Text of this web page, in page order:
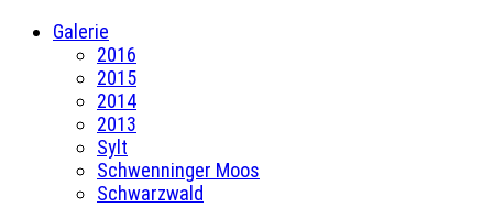
Galerie
2016
2015
2014
2013
Sylt
Schwenninger Moos
Schwarzwald